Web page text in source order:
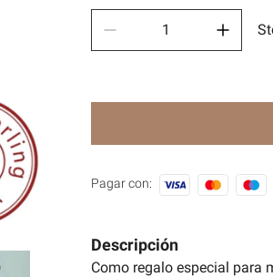
Pagar con:
Descripción
Como regalo especial para